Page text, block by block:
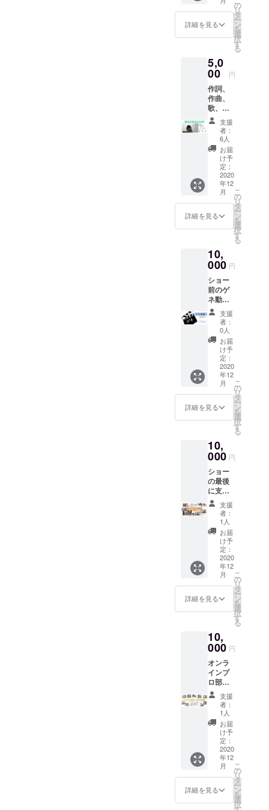
画面の
の彼ら
に"普
ライジ
ングな
オ
ファー
を届
け、”普
通"以上
に自分
をさら
け出し
深く繋
がろう
としま
た。"普
なかっ
たにも
かきま
した
が、も
しかし
たらそ
れは"普
通"では
なかっ
たから
こそ、
なのか
もしれ
ませ
ん。 今
回再
ンライ
ンプロ
て誰か
が出会
い、即
興の世
界を愉
しみ戦
う仲間
たちが
増えよ
うとし
ていま
す。"普
通"では
ない、
けれど
かけが
えのな
いこの
活動
ひ皆様
の手で
ご支援
くださ
い。 ※
メール
にてお
届けい
たしま
す。
メール
アドレ
スのお
間違い
にお気
をつけ
くださ
い。
いま
す。若
き世代
熱の行
く末
を、
ショー
を通し
てぜひ
最後ま
で見届
けてく
ださ
い。 ※
掲載し
たい名
前を、
備考欄
してく
ださ
ご希望
しない
場合
は、
「な
し」と
記入し
てくだ
さい。
ロ部と
同じ
く、
がイン
プロと
出会い
成長を
遂げる
様子を
描いた
漫画で
す。 新
しくス
タート
を切る
オンラ
インプ
ロ部第
２期。
その新
と重ね
合わ
画で新
しいイ
ンプロ
の世界
に触れ
てみま
せん
か？
オンラ
インプ
ロ部第1
期が活
動を続
れたの
は、イ
ンプロ
技術を
磨きた
いとい
う強い
気持ち
はもち
ろん、
それ以
上に、
ショー
を観て
頂ける
皆様を
喜ばせ
気持ち
も大き
なもの
でし
た。 だ
からこ
そ、第2
期が同
じよう
な形で
インプ
ロに携
われる
という
こと、
第1期の
私たち
ていま
す。そ
支援頂
ける皆
様に
は、感
謝の気
持ちを
伝えて
も伝え
きれな
い程で
す。 そ
れでも
して伝
えた
しれな
いけれ
どきち
んと言
葉にし
て伝え
たい！
応援し
て下
さって
いる方
へ届け
い！…
…そん
から、
皆様
詳細を見る
の
リ
タ
ー
ン
を
選
択
す
る
5,0
00 円
作詞、
作曲、
歌、全
て第1期
のメン
バーで
制作し
てオリ
ジナル
ソング
をお届
けしま
す。 突
然です
が、オ
ンライ
部のメ
ンバー
は凄い
んで
す。ギ
ターを
プロ並
みに上
手く弾
くコメ
ディア
ン、プ
ロ並み
の美声
を駆使
して歌
唱に
ること
のでき
る美女
たち(2
人)、呼
吸をす
るがご
とくプ
ロ並み
の美し
い詩を
書くこ
とので
きる才
女……
あ
れ？？
第1期の
歌を
作った
しかし
て”プロ
並み"に
なるん
じゃ
ね？？
？？？
と言う
わけで
今回、
第2期の
スター
して、
第1期が
支援
者：
6人
お届
け予
定：
2020
年12
月
詳細を見る
こ
の
リ
タ
ー
ン
を
選
択
す
る
10,
000 円
ショー
前のゲ
ネ動画
をお届
けいた
しま
す。
ショー
前の時
間。も
うすぐ
ショー
だ……
わぁど
うし
よ……
ぶっ壊
れるん
じゃな
いかっ
てくら
いの緊
張感、
仲良い
友達や
家族に
見ても
らえる
しなっ
ていう
高揚
感、そ
れはと
はち切
れそう
になる
極めて
特殊な
時間で
す。 そ
んな色
んな感
情に
ごっ
ちゃご
ちゃに
なりな
がら、
最後に
信じら
支援
者：
0人
お届
け予
定：
2020
年12
月
詳細を見る
こ
の
リ
タ
ー
ン
を
選
択
す
る
10,
000 円
ショー
の最後
に支援
いただ
いた皆
様のお
名前を
掲載、
更にメ
ンバー
が実際
にお名
前を叫
び、心
からの
感謝を
せてい
ただき
ます。
第2期イ
ンプロ
ショー
の活動
のラス
トに
は、オ
ンライ
ンのイ
ンプロ
ショー
が予定
されて
いま
支援
者：
1人
お届
け予
定：
2020
年12
月
詳細を見る
こ
の
リ
タ
ー
ン
を
選
択
す
る
10,
000 円
オンラ
インプ
ロ部第1
期のメ
ンバー
の写真
集をご
自宅に
お届け
しま
す。
「オン
ライン
プロ
部」と
いう名
支援
者：
1人
お届
け予
定：
2020
年12
月
詳細を見る
こ
の
リ
タ
ー
ン
を
選
択